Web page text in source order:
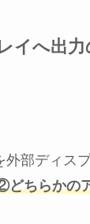
イへ出
外部ディス
ちらかの